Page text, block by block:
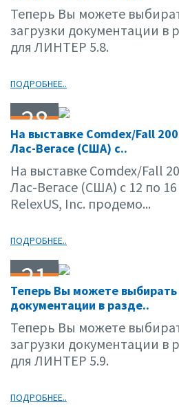
Теперь Вы можете
загрузки документации в
для ЛИНТЕР 5.8.
ПОДРОБНЕЕ..
28
11.01
На выставке Comdex/Fall
Лас-Вегасе (США) с..
На выставке Comdex/Fall
Лас-Вегасе (США) с 12 по
RelexUS, Inc. продемо...
ПОДРОБНЕЕ..
21
10.01
Теперь Вы можете
документации в разде..
Теперь Вы можете
загрузки документации в
для ЛИНТЕР 5.9.
ПОДРОБНЕЕ..